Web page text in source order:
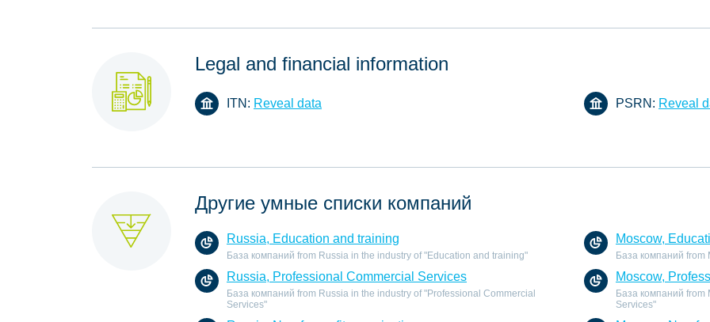
Legal and financial information
ITN: Reveal data PSRN: Reveal
Другие умные списки компаний
Russia, Education and training
База компаний from Russia in the industry of "Education and training"
Moscow,
База компаний from
Russia, Professional Commercial Services
База компаний from Russia in the industry of "Professional Commercial
Services"
Moscow,
База компаний from
Services"